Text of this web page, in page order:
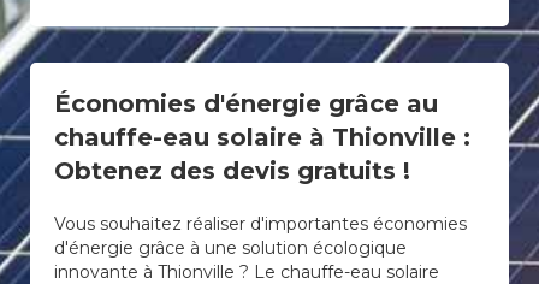
Économies d'énergie grâce au
chauffe-eau solaire à Thionville :
Obtenez des devis gratuits !
Vous souhaitez réaliser d'importantes économies
d'énergie grâce à une solution écologique
innovante à Thionville ? Le chauffe-eau solaire